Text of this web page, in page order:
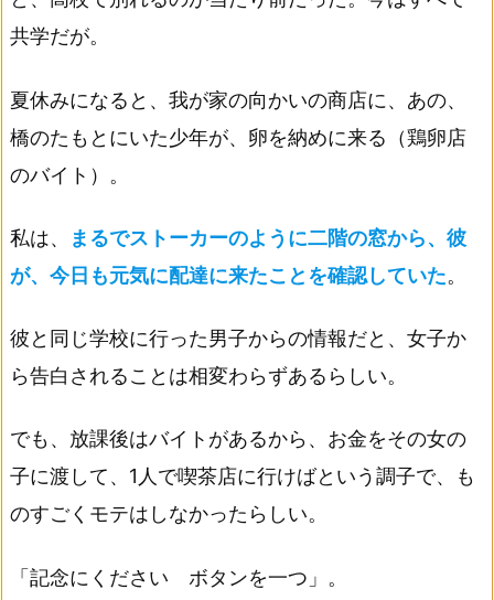
共学だが。
夏休みになると、我が家の向かいの商店に、あの、
橋のたもとにいた少年が、卵を納めに来る（鶏卵店
のバイト）。
私は、
まるでストーカーのように二階の窓から、彼
が、今日も元気に配達に来たことを確認していた。
彼と同じ学校に行った男子からの情報だと、女子か
ら告白されることは相変わらずあるらしい。
でも、放課後はバイトがあるから、お金をその女の
子に渡して、1人で喫茶店に行けばという調子で、も
のすごくモテはしなかったらしい。
「記念にください ボタンを一つ」。